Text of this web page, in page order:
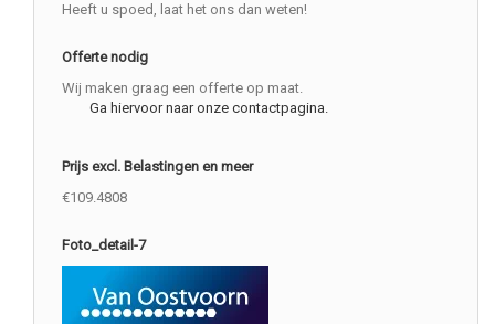
Heeft u spoed, laat het ons dan weten!
Offerte nodig
Wij maken graag een offerte op maat.
Ga hiervoor naar onze contactpagina.
Prijs excl. Belastingen en meer
€109.4808
Foto_detail-7